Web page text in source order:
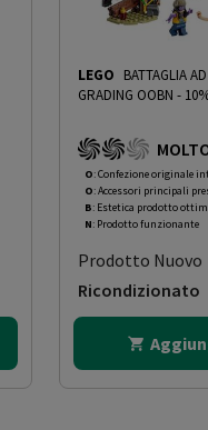
LEGO BATTAGLIA
GRADING OOBN -
O: Confezione originale
O: Accessori principali
B: Estetica prodotto
N: Prodotto funzionante
Prodotto Nuovo
Ricondizionato